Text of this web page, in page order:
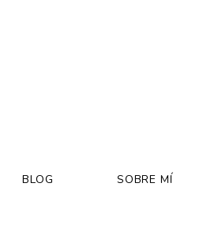
BLOG SOBRE MÍ